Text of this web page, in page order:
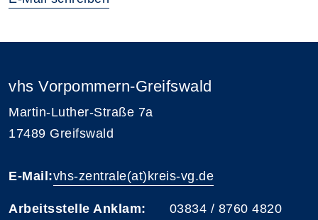
vhs Vorpommern-Greifswald
Martin-Luther-Straße 7a
17489 Greifswald
E-Mail:vhs-zentrale(at)kreis-vg.de
Arbeitsstelle Anklam: 03834 / 8760 4820